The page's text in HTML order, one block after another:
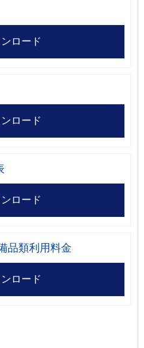
ロード
ロード
ロード
品類利用料金
ロード